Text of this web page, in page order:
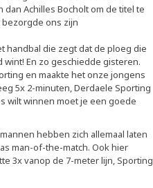
Achilles Bocholt om de titel te
ons zijn
handbal die zegt dat de ploeg die
En zo geschiedde gisteren.
en maakte het onze jongens
5x 2-minuten, Derdaele Sporting
wilt winnen moet je een goede
hebben zich allemaal laten
man-of-the-match. Ook hier
3x vanop de 7-meter lijn, Sporting